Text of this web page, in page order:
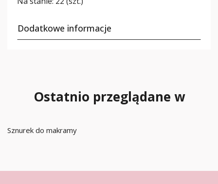
Dodatkowe informacje
Ostatnio przeglądane w
Sznurek do makramy